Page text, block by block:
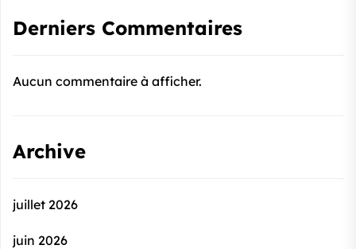
Derniers Commentaires
Aucun commentaire à afficher.
Archive
juillet 2026
juin 2026